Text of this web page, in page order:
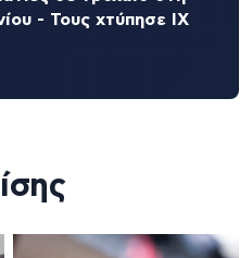
- Τους χτύπησε ΙΧ